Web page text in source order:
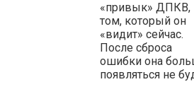
«привык» ДПКВ,
том, который он
«видит» сейчас.
После сброса
ошибки она
появляться не